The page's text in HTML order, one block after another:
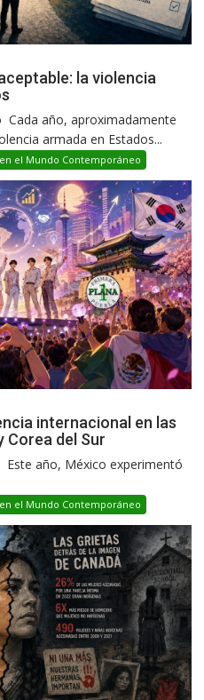
la violencia
Cada año, aproximadamente
armada en Estados...
el Mundo Contemporáneo
internacional en las
Corea del Sur
Este año, México experimentó
el Mundo Contemporáneo